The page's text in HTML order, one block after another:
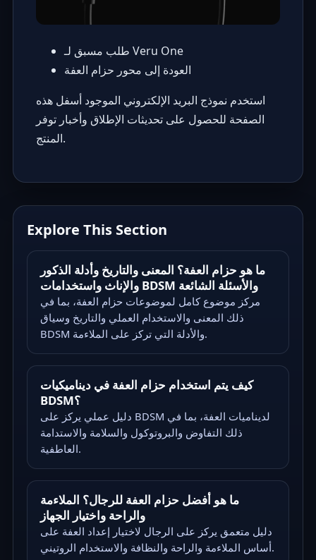
طلب مسبق لـ Veru One
العودة إلى محور حزام العفة
استخدم نموذج البريد الإلكتروني الموجود أسفل هذه
الصفحة للحصول على تحديثات الإطلاق وأخبار توفر
المنتج.
Explore This Section
ما هو حزام العفة؟ المعنى والتاريخ وأدلة الذكور
والإناث واستخدامات BDSM والأسئلة الشائعة
مركز موضوع كامل لموضوعات حزام العفة، بما في
ذلك المعنى والاستخدام العملي والتاريخ وسياق
BDSM والأدلة التي تركز على الملاءمة.
كيف يتم استخدام حزام العفة في ديناميكيات
BDSM؟
دليل عملي يركز على BDSM لديناميات العفة، بما في
ذلك التفاوض والبروتوكول والسلامة والاستدامة
العاطفية.
ما هو أفضل حزام العفة للرجال؟ الملاءمة
والراحة واختيار الجهاز
دليل متعمق يركز على الرجال لاختيار إعداد العفة على
أساس الملاءمة والراحة والنظافة والاستخدام الروتيني.